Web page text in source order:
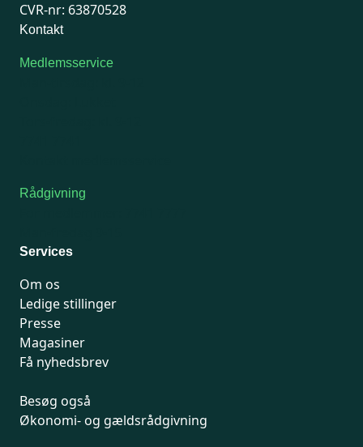
CVR-nr: 63870528
Kontakt
Medlemsservice
Rådgivning
Services
Om os
Ledige stillinger
Presse
Magasiner
Få nyhedsbrev
Besøg også
Økonomi- og gældsrådgivning